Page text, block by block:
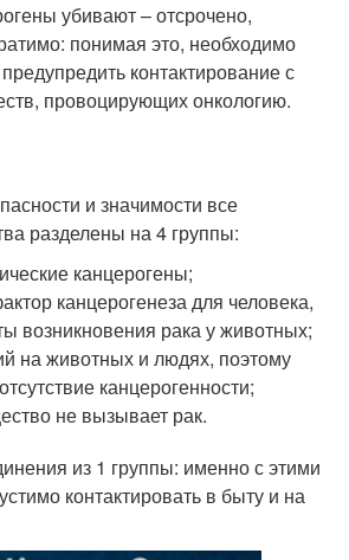
убивают – отсрочено,
понимая это, необходимо
контактирование с
провоцирующих онкологию.
и значимости все
разделены на 4 группы:
канцерогены;
канцерогенеза для человека,
возникновения рака у животных;
на животных и людях, поэтому
канцерогенности;
не вызывает рак.
из 1 группы: именно с этими
контактировать в быту и на